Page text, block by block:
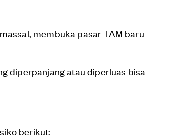
membuka pasar TAM baru
diperpanjang atau diperluas bisa
berikut: